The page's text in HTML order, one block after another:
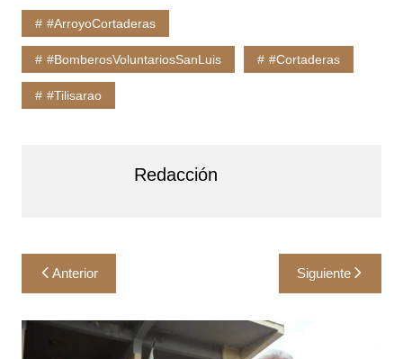
#ArroyoCortaderas
#BomberosVoluntariosSanLuis #Cortaderas
#Tilisarao
Redacción
Navegación
de
entradas
Anterior Siguiente